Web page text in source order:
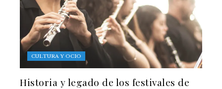
CULTURA Y OCIO
Historia y legado de los festivales de